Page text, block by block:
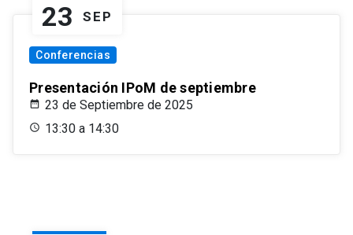
23 SEP
Conferencias
Presentación IPoM de septiembre
23 de Septiembre de 2025
13:30 a 14:30